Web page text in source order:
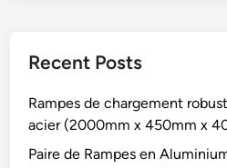
Recent Posts
Rampes de chargement
acier (2000mm x 450mm x
Paire de Rampes en